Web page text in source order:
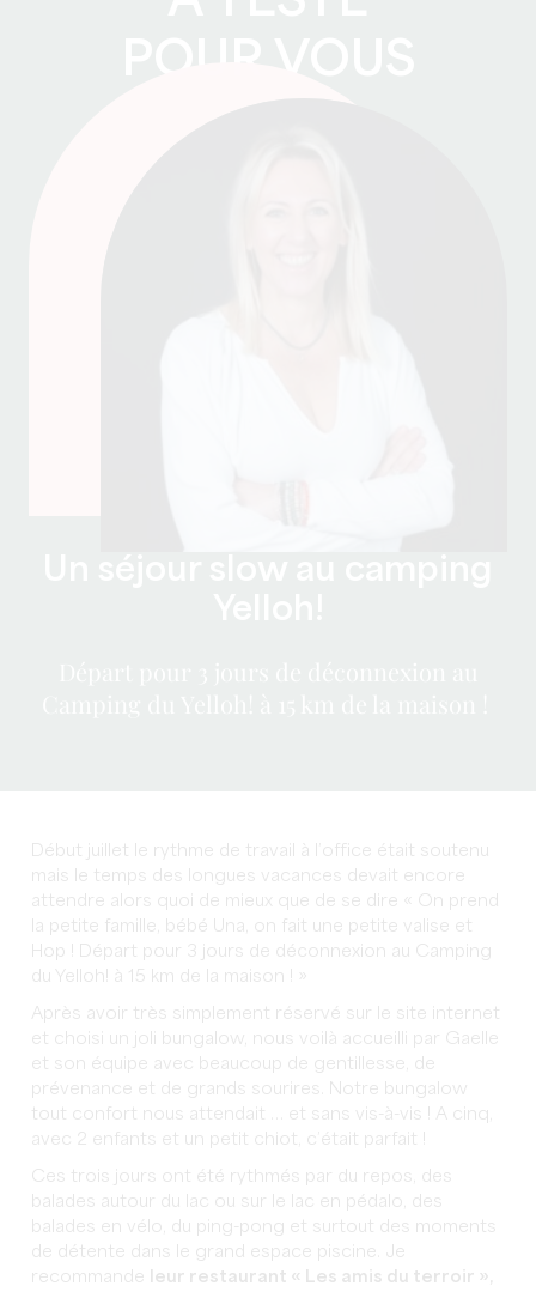
Début juillet le rythme de travail à l’office était soutenu
mais le temps des longues vacances devait encore
attendre alors quoi de mieux que de se dire « On prend
la petite famille, bébé Una, on fait une petite valise et
Hop ! Départ pour 3 jours de déconnexion au Camping
du Yelloh! à 15 km de la maison ! »
Après avoir très simplement réservé sur le site internet
et choisi un joli bungalow, nous voilà accueilli par Gaelle
et son équipe avec beaucoup de gentillesse, de
prévenance et de grands sourires. Notre bungalow
tout confort nous attendait … et sans vis-à-vis ! A cinq,
avec 2 enfants et un petit chiot, c’était parfait !
Ces trois jours ont été rythmés par du repos, des
balades autour du lac ou sur le lac en pédalo, des
balades en vélo, du ping-pong et surtout des moments
de détente dans le grand espace piscine. Je
recommande
leur restaurant « Les amis du terroir »,